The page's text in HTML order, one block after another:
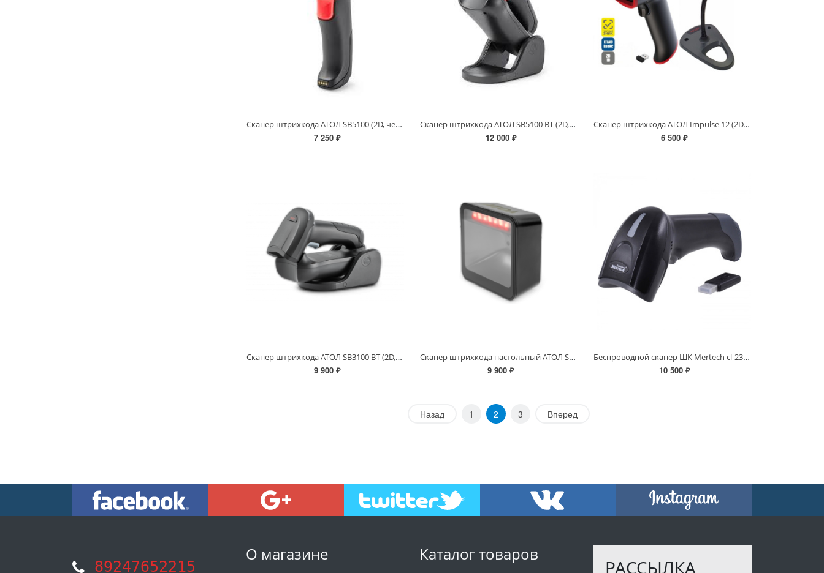
Сканер штрихкода АТОЛ SB5100 (2D, черный, USB, IP42, без подставки, упаковка 1 шт.) (Т)
7 250 ₽
Сканер штрихкода АТОЛ SB5100 BT (2D, черный, USB, Bluetooth 5.0, IP42, c подставкой)
12 000 ₽
Сканер штрихкода АТОЛ Impulse 12 (2D, серый, USB, c подставкой, упаковка 1 шт.).V2 (Т)
6 500 ₽
Сканер штрихкода АТОЛ SB3100 BT (2D, черный, USB, Bluetooth 5.0, IP42, c подставкой, упаковка 1 шт
9 900 ₽
Сканер штрихкода настольный АТОЛ SB4000 D (2D, черный, USB, упаковка 1 шт.) (Т)
9 900 ₽
Беспроводной сканер ШК Mertech cl-2310 P2D
10 500 ₽
Назад 1 2 3 Вперед
О магазине Каталог товаров
РАССЫЛКА
89247652215